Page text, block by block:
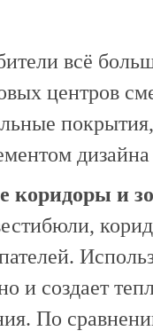
всё
центров
коридоры и
и создает
По